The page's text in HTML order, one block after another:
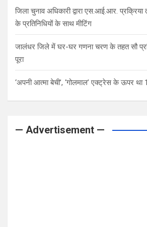
जिला चुनाव अधिकारी द्वारा एस.आई.आर. प्रक्रिया
के प्रतिनिधियों के साथ मीटिंग
जालंधर जिले में घर-घर गणना चरण के तहत सौ
पूरा
‘अपनी आत्मा बेची’, ‘गोलमाल’ एक्ट्रेस के ऊपर था
— Advertisement —